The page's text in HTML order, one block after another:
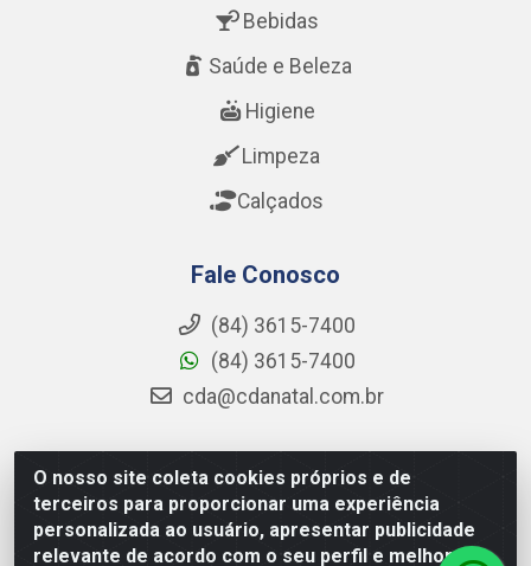
O nosso site coleta cookies próprios e de
terceiros para proporcionar uma experiência
personalizada ao usuário, apresentar publicidade
relevante de acordo com o seu perfil e melhorar a
Bebidas
Saúde e Beleza
Higiene
Limpeza
Calçados
Fale Conosco
(84) 3615-7400
(84) 3615-7400
cda@cdanatal.com.br
CDA Distribuidora - Avenida Abel Cabral, 1090 - Nova
Parnamirim, Parnamirim/RN - CEP 59.151-250 - CNPJ
02.275.901/0001-11